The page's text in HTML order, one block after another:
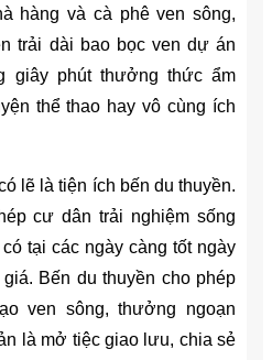
hàng và cà phê ven sông,
trải dài bao bọc ven dự án
giây phút thưởng thức ẩm
thể thao hay vô cùng ích
lẽ là tiện ích bến du thuyền.
cư dân trải nghiệm sống
tại các ngày càng tốt ngày
Bến du thuyền cho phép
ven sông, thưởng ngoạn
là mở tiệc giao lưu, chia sẻ